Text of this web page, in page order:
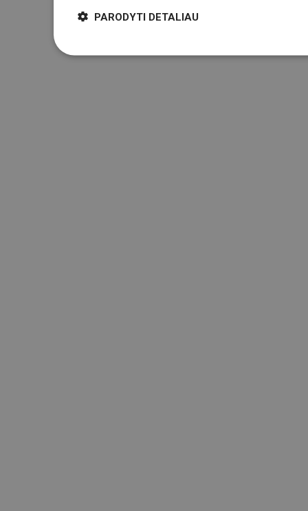
PARODYTI DETALIAU